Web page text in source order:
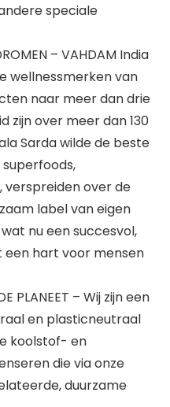
speciale
– VAHDAM India
wellnessmerken van
naar meer dan drie
zijn over meer dan 130
Sarda wilde de beste
verspreiden over de
label van eigen
nu een succesvol,
een hart voor mensen
PLANEET – Wij zijn een
en plasticneutraal
koolstof- en
die via onze
duurzame